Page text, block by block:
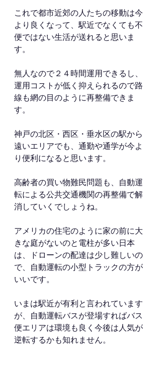
これで都市近郊の人たちの移動は今
より良くなって、駅近でなくても不
便ではない生活が送れると思いま
す。
無人なので２４時間運用できるし、
運用コストが低く抑えられるので路
線も網の目のように再整備できま
す。
神戸の北区・西区・垂水区の駅から
遠いエリアでも、通勤や通学が今よ
り便利になると思います。
高齢者の買い物難民問題も、自動運
転による公共交通機関の再整備で解
消していくでしょうね。
アメリカの住宅のように家の前に大
きな庭がないのと電柱が多い日本
は、ドローンの配達は少し難しいの
で、自動運転の小型トラックの方が
いいです。
いまは駅近が有利と言われています
が、自動運転バスが登場すればバス
便エリアは環境も良く今後は人気が
逆転するかも知れません。